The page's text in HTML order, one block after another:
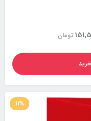
تومان
11%